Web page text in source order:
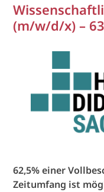
(m/w/d/x) –
62,5% einer
Zeitumfang ist